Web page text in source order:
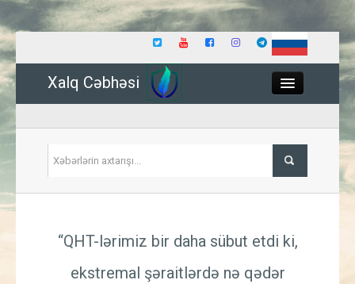
Xalq Cəbhəsi
İqtisadiyyat
“QHT-lərimiz bir daha sübut etdi ki,
ekstremal şəraitlərdə nə qədər